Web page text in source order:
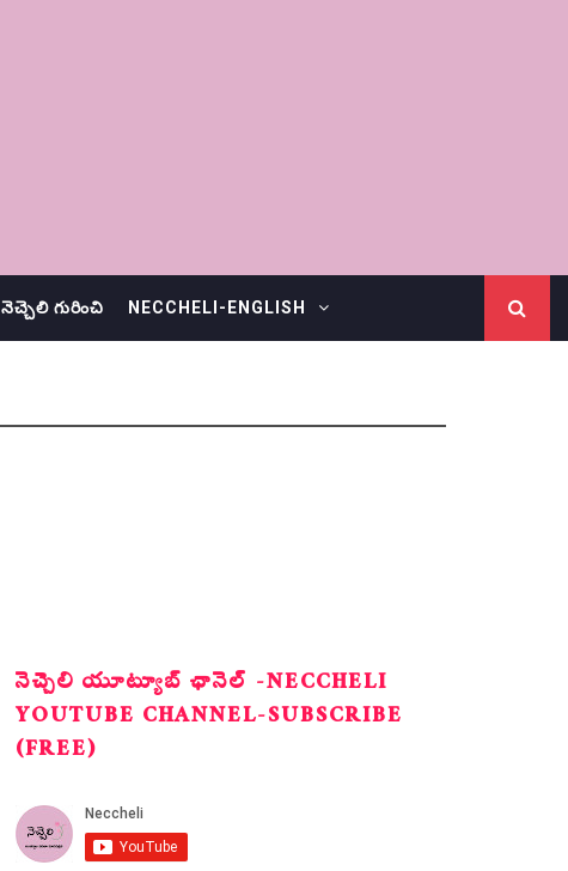
నెచ్చెలి గురించి NECCHELI-ENGLISH
నెచ్చెలి యూట్యూబ్ ఛానెల్ -NECCHELI
YOUTUBE CHANNEL-SUBSCRIBE
(FREE)